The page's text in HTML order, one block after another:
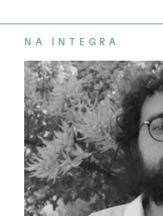
NA ÍNTEGRA